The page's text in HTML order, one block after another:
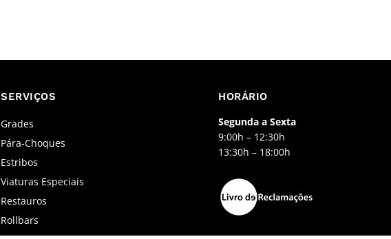
SERVIÇOS
Grades
Pára-Choques
Estribos
Viaturas Especiais
Restauros
Rollbars
HORÁRIO
Segunda a Sexta
9:00h – 12:30h
13:30h – 18:00h